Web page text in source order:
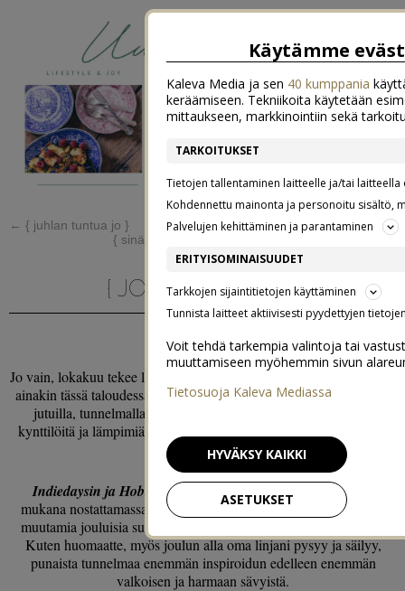
← { juhlan tuntua jo }
{ sinä aamuna en halunnut jäädä nukkumaan }
→
{ JOULUA KOTIIN }
Jo vain, lokakuu tekee loppuaan ja joulun odotus pyörähtää käyntiin
ainakin tässä taloudessa ihan kunnolla! Fiilistely aloitetaan pienillä
jutuilla, tunnelmalla on tässä hommassa iso osa! Valaistusta,
kynttilöitä ja lämpimiä yksityiskohtia pitää lisätä harkiten ja oikea
fiilis on taattu.
Indiedaysin ja Hobby Hallin yhteistyön
merkeissä saan olla
mukana nostattamassa myös teidän joulufiilistänne. Kokosin alle
muutamia jouluisia suosikkejani
Kuten huomaatte, myös joulun alla oma linjani pysyy ja säilyy,
punaista tunnelmaa enemmän inspiroidun edelleen enemmän
valkoisen ja harmaan sävyistä.
Käytämme
Kaleva Media ja sen 40 kumppania
keräämiseen. Tekniikoita käytetään
mittaukseen, markkinointiin sekä
TARKOITUKSET
Tietojen tallentaminen laitteelle ja/tai
Kohdennettu mainonta ja personoitu sisältö,
Palvelujen kehittäminen ja parantaminen
ERITYISOMINAISUUDET
Tarkkojen sijaintitietojen käyttäminen
Tunnista laitteet aktiivisesti pyydettyjen
Voit tehdä tarkempia valintoja tai
muuttamiseen myöhemmin sivun
Tietosuoja Kaleva Mediassa
ASETUKSET
HYVÄKSY KAIKKI